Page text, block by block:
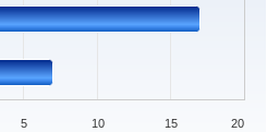
10
5 15 20